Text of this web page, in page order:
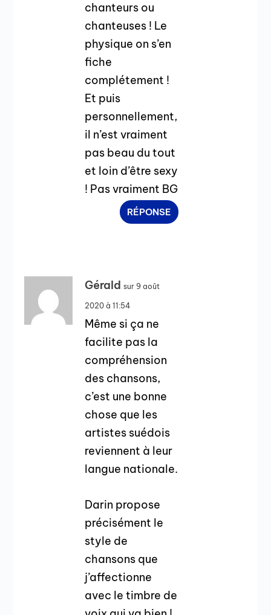
chanteurs ou
chanteuses ! Le
physique on s’en
fiche
complétement !
Et puis
personnellement,
il n’est vraiment
pas beau du tout
et loin d’être sexy
! Pas vraiment BG
RÉPONSE
Gérald sur 9 août
2020 à 11:54
Même si ça ne
facilite pas la
compréhension
des chansons,
c’est une bonne
chose que les
artistes suédois
reviennent à leur
langue nationale.
Darin propose
précisément le
style de
chansons que
j’affectionne
avec le timbre de